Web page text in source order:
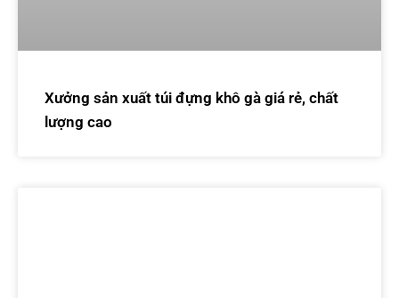
Xưởng sản xuất túi đựng khô gà giá rẻ, chất
lượng cao